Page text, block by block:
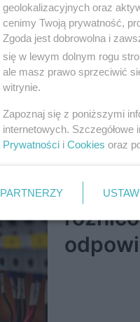
geolokalizacyjnych oraz
cenimy Twoją prywatność,
Zgoda jest dobrowolna i
się w lewym dolnym rogu
ale masz prawo sprzeciwić
witrynie.
Zapoznaj się z poniższymi
internetowych.
Prywatności i Cookies oraz
PARTNERZY